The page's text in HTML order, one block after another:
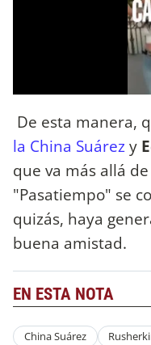
De esta manera,
la China Suárezy
que va más allá
"Pasatiempo" se
quizás, haya
buena amistad.
EN ESTA NOTA
China Suárez